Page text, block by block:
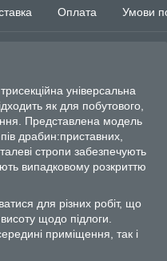
Оплата Умови
універсальна
як для побутового,
Представлена модель
драбин:приставних,
стропи забезпечують
випадковому розкриттю
для різних робіт, що
щодо підлоги.
приміщення, так і